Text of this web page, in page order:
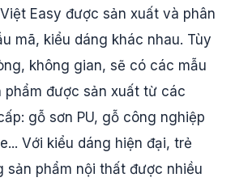
Easy được sản xuất và phân
mã, kiểu dáng khác nhau. Tùy
không gian, sẽ có các mẫu
phẩm được sản xuất từ các
gỗ sơn PU, gỗ công nghiệp
Với kiểu dáng hiện đại, trẻ
sản phẩm nội thất được nhiều